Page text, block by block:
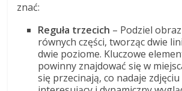
znać:
Reguła trzecich – Podziel
równych części, tworząc dwie
dwie poziome. Kluczowe
powinny znajdować się w
się przecinają, co nadaje